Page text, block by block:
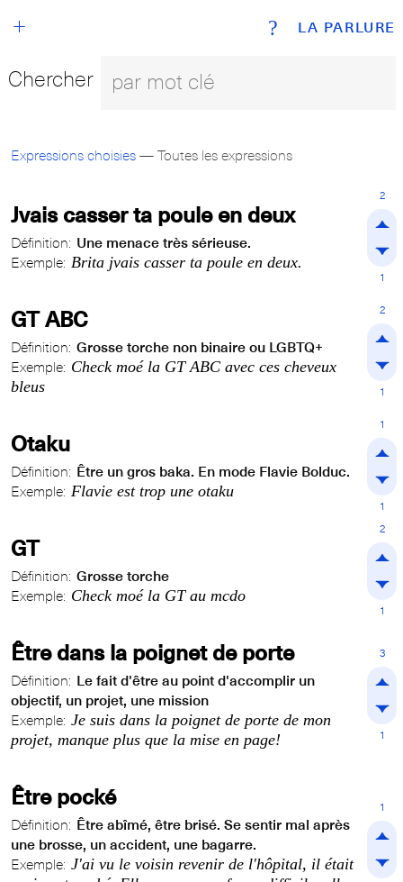
LA PARLURE
+ ?
Chercher
Expressions choisies — Toutes les expressions
Jvais casser ta poule en deux
Définition: Une menace très sérieuse.
Exemple: Brita jvais casser ta poule en deux.
2
1
GT ABC
Définition: Grosse torche non binaire ou LGBTQ+
Exemple: Check moé la GT ABC avec ces cheveux
bleus
2
1
Otaku
Définition: Être un gros baka. En mode Flavie Bolduc.
Exemple: Flavie est trop une otaku
1
1
GT
Définition: Grosse torche
Exemple: Check moé la GT au mcdo
2
1
Être dans la poignet de porte
Définition: Le fait d'être au point d'accomplir un
objectif, un projet, une mission
Exemple: Je suis dans la poignet de porte de mon
projet, manque plus que la mise en page!
3
1
Être pocké
Définition: Être abîmé, être brisé. Se sentir mal après
une brosse, un accident, une bagarre.
Exemple: J'ai vu le voisin revenir de l'hôpital, il était
1